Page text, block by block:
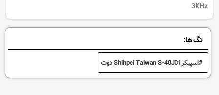
3KHz
تگ ها:
اسپیکرShihpei Taiwan S-40J01 دوت